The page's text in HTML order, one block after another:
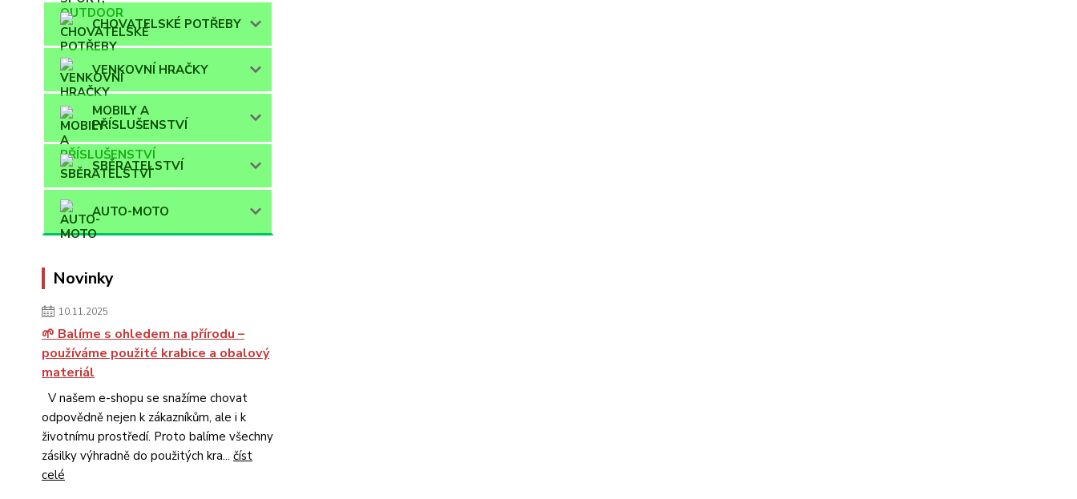
CHOVATELSKÉ POTŘEBY
VENKOVNÍ HRAČKY
MOBILY A
PŘÍSLUŠENSTVÍ
SBĚRATELSTVÍ
AUTO-MOTO
Novinky
10.11.2025
🌱 Balíme s ohledem na přírodu –
používáme použité krabice a obalový
materiál
V našem e-shopu se snažíme chovat
odpovědně nejen k zákazníkům, ale i k
životnímu prostředí. Proto balíme všechny
zásilky výhradně do použitých kra... číst
celé